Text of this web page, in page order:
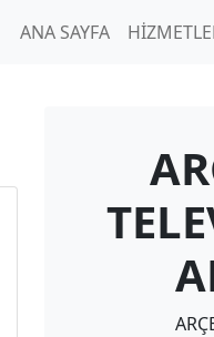
ANA SAYFA